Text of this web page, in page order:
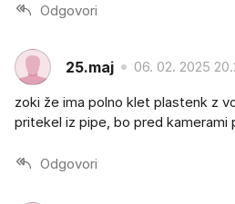
Odgovori
25.maj 06. 02. 2025
zoki že ima polno klet plastenk z
pritekel iz pipe, bo pred kamerami
Odgovori